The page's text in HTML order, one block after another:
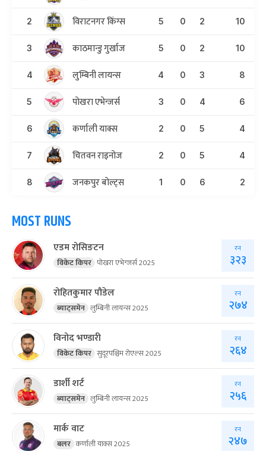
2 विराटनगर किंग्स 5 0 2 10
3 काठमान्डु गुर्खाज 5 0 2 10
4 लुम्बिनी लायन्स 4 0 3 8
5 पोखरा एभेन्जर्स 3 0 4 6
6 कर्णाली याक्स 2 0 5 4
7 चितवन राइनोज 2 0 5 4
8 जनकपुर बोल्ट्स 1 0 6 2
MOST RUNS
एडम रोसिङटन
विकेट किपर पोखरा एभेन्जर्स 2025
रन
३२३
रोहितकुमार पौडेल
ब्याट्समेन लुम्बिनी लायन्स 2025
रन
२७४
विनोद भण्डारी
विकेट किपर सुदूरपश्चिम रोएल्स 2025
रन
२६४
डार्शी शर्ट
ब्याट्समेन लुम्बिनी लायन्स 2025
रन
२५६
मार्क वाट
बलर कर्णाली याक्स 2025
रन
२४७